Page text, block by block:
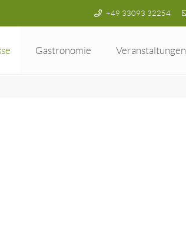
+49 33093 32254
Gastronomie Veranstaltungen